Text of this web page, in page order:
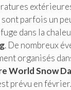
sont parfois un
dans la
. De nombreux
organisés
World Snow
prévu en